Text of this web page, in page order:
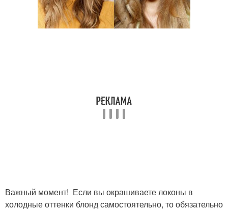
Важный момент! Если вы окрашиваете локоны в
холодные оттенки блонд самостоятельно, то обязательно